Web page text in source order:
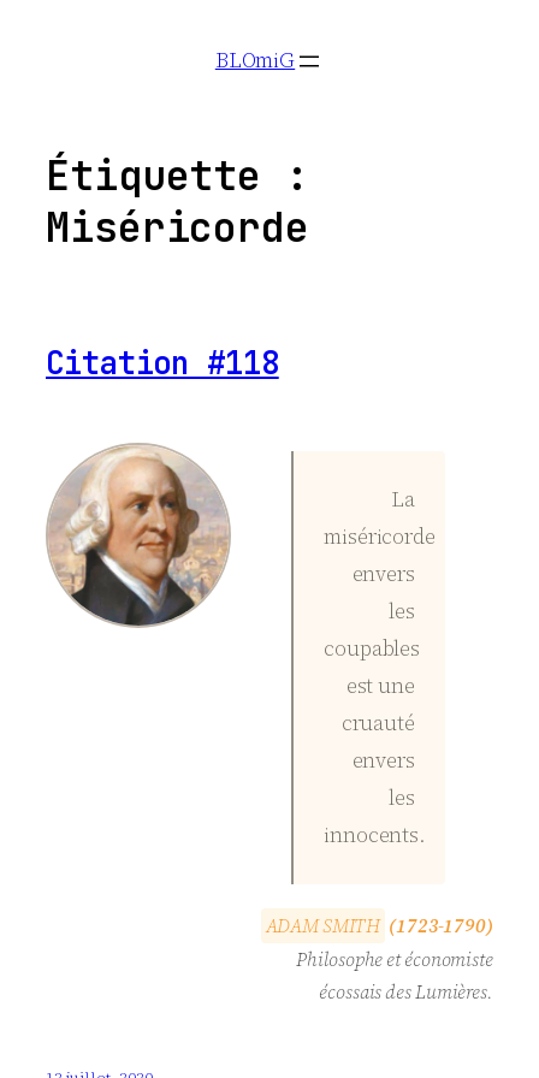
BLOmiG
Étiquette :
Miséricorde
Citation #118
La
miséricorde
envers
les
coupables
est une
cruauté
envers
les
innocents.
ADAMSMITH (1723-1790)
Philosophe et économiste
écossais des Lumières.